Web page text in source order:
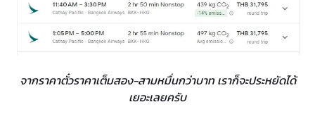
จากราคาตั๋วราคาเต็มสอง-สามหมื่นกว่าบาท เราก็จะประหยัดได้
เยอะเลยครับ